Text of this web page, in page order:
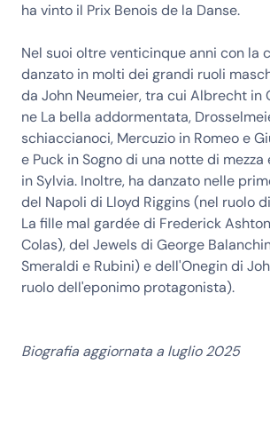
ha vinto il Prix Benois de la Danse.
Nel suoi oltre venticinque anni con la
danzato in molti dei grandi ruoli
da John Neumeier, tra cui Albrecht in
ne La bella addormentata,
schiaccianoci, Mercuzio in Romeo e
e Puck in Sogno di una notte di
in Sylvia. Inoltre, ha danzato nelle
del Napoli di Lloyd Riggins (nel ruolo
La fille mal gardée di Frederick
Colas), del Jewels di George
Smeraldi e Rubini) e dell'Onegin di
ruolo dell'eponimo protagonista).
Biografia aggiornata a luglio 2025